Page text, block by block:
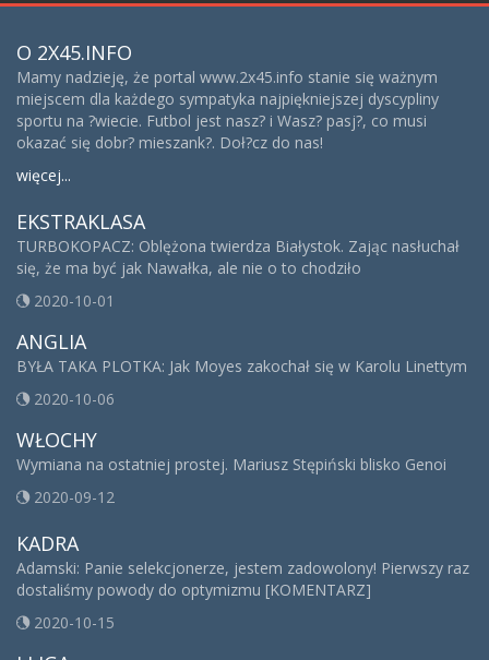
O 2X45.INFO
Mamy nadzieję, że portal www.2x45.info stanie się ważnym
miejscem dla każdego sympatyka najpiękniejszej dyscypliny
sportu na ?wiecie. Futbol jest nasz? i Wasz? pasj?, co musi
okazać się dobr? mieszank?. Doł?cz do nas!
więcej...
EKSTRAKLASA
TURBOKOPACZ: Oblężona twierdza Białystok. Zając nasłuchał
się, że ma być jak Nawałka, ale nie o to chodziło
2020-10-01
ANGLIA
BYŁA TAKA PLOTKA: Jak Moyes zakochał się w Karolu Linettym
2020-10-06
WŁOCHY
Wymiana na ostatniej prostej. Mariusz Stępiński blisko Genoi
2020-09-12
KADRA
Adamski: Panie selekcjonerze, jestem zadowolony! Pierwszy raz
dostaliśmy powody do optymizmu [KOMENTARZ]
2020-10-15